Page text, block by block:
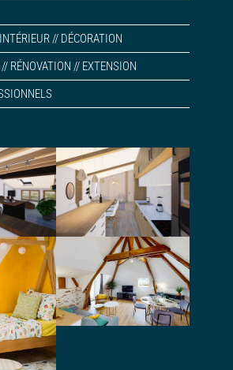
// DÉCORATION
RÉNOVATION // EXTENSION
et
de
Aménagement
une pièce à vivre
et d’une salle de
bain
pour
Conseil pour
l’aménagement
et la décoration
d’un appartement